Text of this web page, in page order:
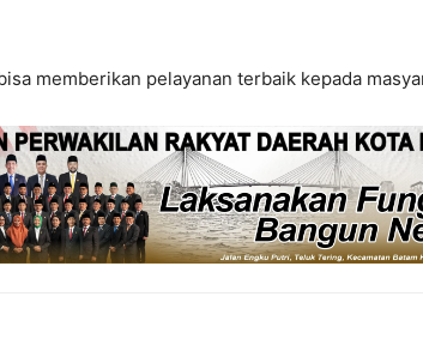
memberikan pelayanan terbaik kepada